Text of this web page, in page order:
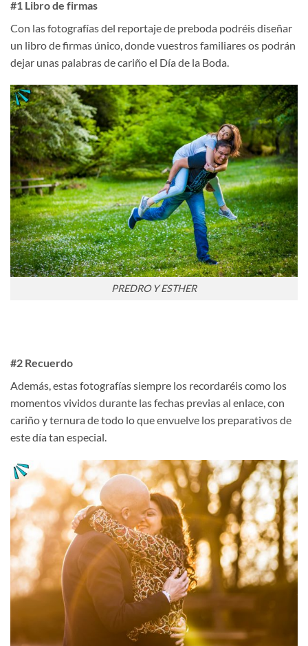
#1 Libro de firmas
Con las fotografías del reportaje de preboda podréis diseñar
un libro de firmas único, donde vuestros familiares os podrán
dejar unas palabras de cariño el Día de la Boda.
PREDRO Y ESTHER
#2 Recuerdo
Además, estas fotografías siempre los recordaréis como los
momentos vividos durante las fechas previas al enlace, con
cariño y ternura de todo lo que envuelve los preparativos de
este día tan especial.